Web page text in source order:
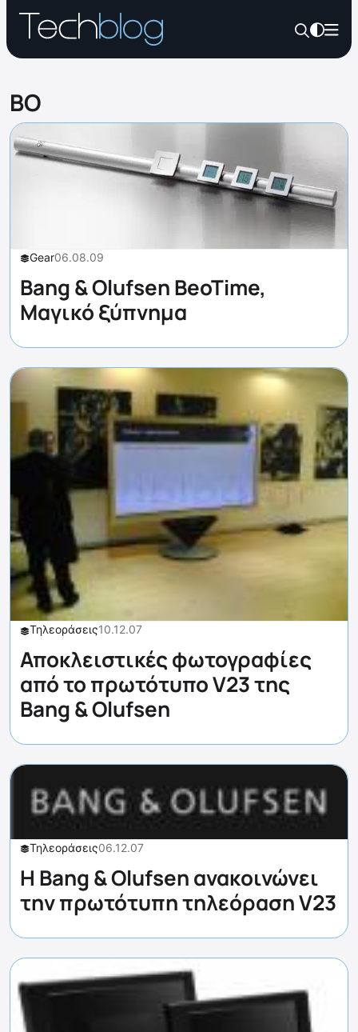
BO
Gear06.08.09
Bang & Olufsen BeoTime,
Μαγικό ξύπνημα
Τηλεοράσεις10.12.07
Αποκλειστικές φωτογραφίες
από το πρωτότυπο V23 της
Bang & Olufsen
Τηλεοράσεις06.12.07
H Bang & Olufsen ανακοινώνει
την πρωτότυπη τηλεόραση V23